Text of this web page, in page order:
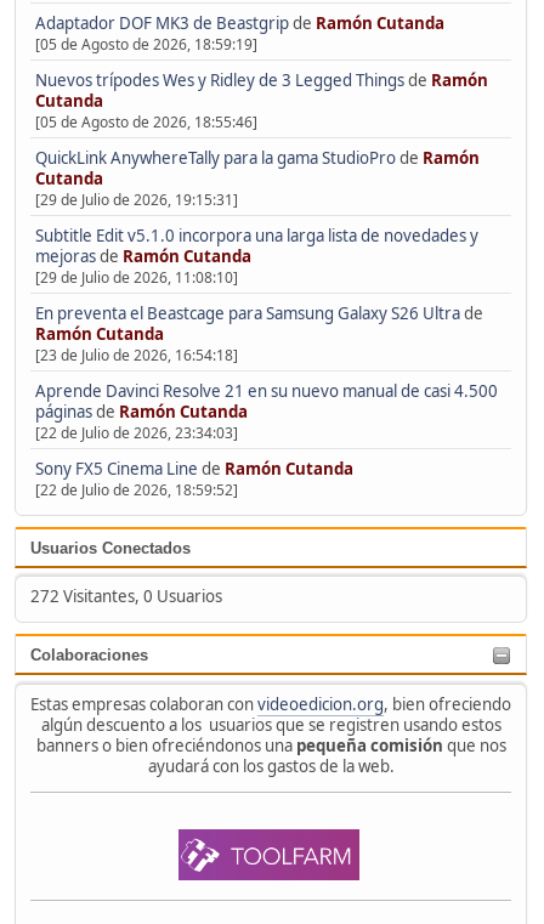
Adaptador DOF MK3 de Beastgripde Ramón Cutanda
[05 de Agosto de 2026, 18:59:19]
Nuevos trípodes Wes y Ridley de 3 Legged Thingsde Ramón
Cutanda
[05 de Agosto de 2026, 18:55:46]
QuickLink AnywhereTally para la gama StudioProde Ramón
Cutanda
[29 de Julio de 2026, 19:15:31]
Subtitle Edit v5.1.0 incorpora una larga lista de novedades y
mejorasde Ramón Cutanda
[29 de Julio de 2026, 11:08:10]
En preventa el Beastcage para Samsung Galaxy S26 Ultrade
Ramón Cutanda
[23 de Julio de 2026, 16:54:18]
Aprende Davinci Resolve 21 en su nuevo manual de casi 4.500
páginasde Ramón Cutanda
[22 de Julio de 2026, 23:34:03]
Sony FX5 Cinema Line de Ramón Cutanda
[22 de Julio de 2026, 18:59:52]
Usuarios Conectados
272 Visitantes, 0 Usuarios
Colaboraciones
Estas empresas colaboran convideoedicion.org, bien ofreciendo
algún descuento a los usuarios que se registren usando estos
banners o bien ofreciéndonos una pequeña comisión que nos
ayudará con los gastos de la web.